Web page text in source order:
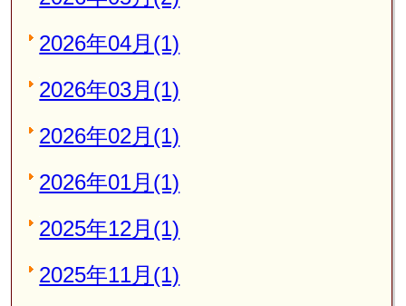
2026年04月(1)
2026年03月(1)
2026年02月(1)
2026年01月(1)
2025年12月(1)
2025年11月(1)